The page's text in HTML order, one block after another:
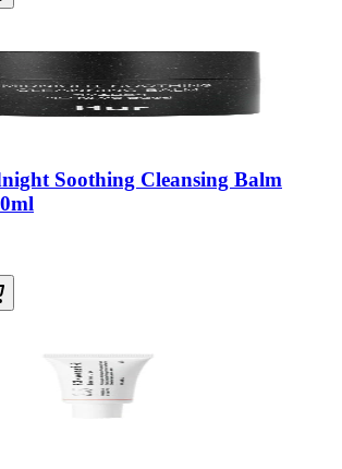
Soothing Cleansing Balm